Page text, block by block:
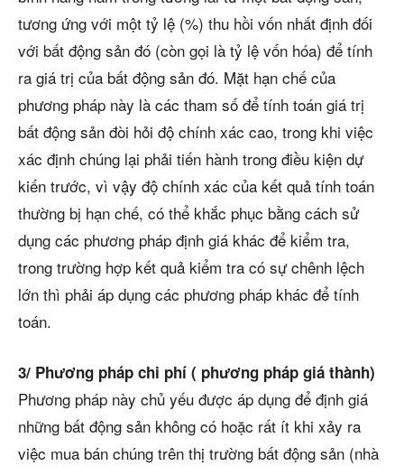
tương ứng với một tỷ lệ (%) thu hồi vốn nhất định đối
với bất động sản đó (còn gọi là tỷ lệ vốn hóa) để tính
ra giá trị của bất động sản đó. Mặt hạn chế của
phương pháp này là các tham số để tính toán giá trị
bất động sản đòi hỏi độ chính xác cao, trong khi việc
xác định chúng lại phải tiến hành trong điều kiện dự
kiến trước, vì vậy độ chính xác của kết quả tính toán
thường bị hạn chế, có thể khắc phục bằng cách sử
dụng các phương pháp định giá khác để kiểm tra,
trong trường hợp kết quả kiểm tra có sự chênh lệch
lớn thì phải áp dụng các phương pháp khác để tính
toán.
3/ Phương pháp chi phí ( phương pháp giá thành)
Phương pháp này chủ yếu được áp dụng để định giá
những bất động sản không có hoặc rất ít khi xảy ra
việc mua bán chúng trên thị trường bất động sản (nhà